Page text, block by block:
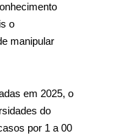
o
manipular
em 2025, o
do
por 1 a 00